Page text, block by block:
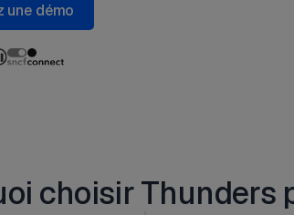
une démo
choisir Thunders